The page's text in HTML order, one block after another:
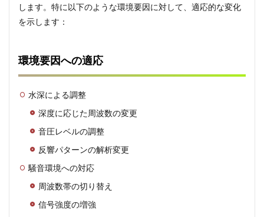
します。特に以下のような環境要因に対して、適応的な変化
を示します：
環境要因への適応
水深による調整
深度に応じた周波数の変更
音圧レベルの調整
反響パターンの解析変更
騒音環境への対応
周波数帯の切り替え
信号強度の増強